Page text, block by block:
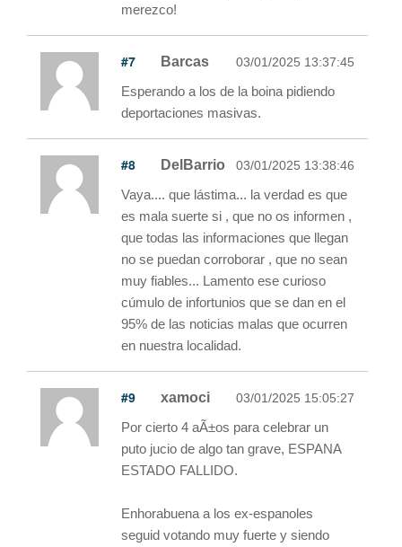
merezco!
#7 Barcas 03/01/2025 13:37:45
Esperando a los de la boina pidiendo
deportaciones masivas.
#8 DelBarrio 03/01/2025 13:38:46
Vaya.... que lástima... la verdad es que
es mala suerte si , que no os informen ,
que todas las informaciones que llegan
no se puedan corroborar , que no sean
muy fiables... Lamento ese curioso
cúmulo de infortunios que se dan en el
95% de las noticias malas que ocurren
en nuestra localidad.
#9 xamoci 03/01/2025 15:05:27
Por cierto 4 aÃ±os para celebrar un
puto jucio de algo tan grave, ESPANA
ESTADO FALLIDO.
Enhorabuena a los ex-espanoles
seguid votando muy fuerte y siendo